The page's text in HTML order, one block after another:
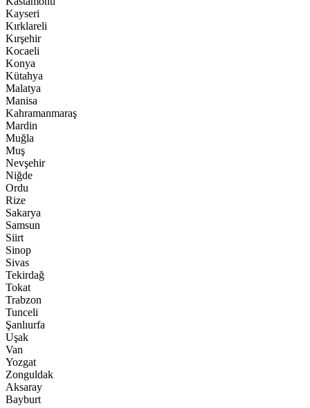
Kayseri
Kırklareli
Kırşehir
Kocaeli
Konya
Kütahya
Malatya
Manisa
Kahramanmaraş
Mardin
Muğla
Muş
Nevşehir
Niğde
Ordu
Rize
Sakarya
Samsun
Siirt
Sinop
Sivas
Tekirdağ
Tokat
Trabzon
Tunceli
Şanlıurfa
Uşak
Van
Yozgat
Zonguldak
Aksaray
Bayburt